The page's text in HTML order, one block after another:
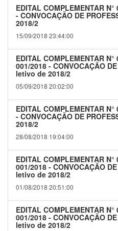
EDITAL COMPLEMENTAR
- CONVOCAÇÃO DE
2018/2
15/09/2018 23:44:00
EDITAL COMPLEMENTAR
001/2018 - CONVOCAÇÃO
letivo de 2018/2
05/09/2018 20:02:00
EDITAL COMPLEMENTAR
- CONVOCAÇÃO DE
2018/2
28/08/2018 19:04:00
EDITAL COMPLEMENTAR
001/2018 - CONVOCAÇÃO
letivo de 2018/2
01/08/2018 20:51:00
EDITAL COMPLEMENTAR
001/2018 - CONVOCAÇÃO
letivo de 2018/2